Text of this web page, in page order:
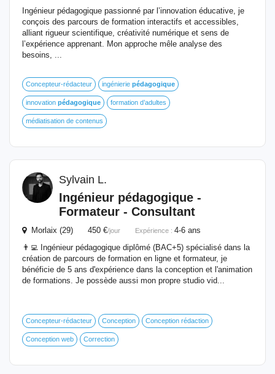
Ingénieur pédagogique passionné par l’innovation éducative, je
conçois des parcours de formation interactifs et accessibles,
alliant rigueur scientifique, créativité numérique et sens de
l’expérience apprenant. Mon approche mêle analyse des
besoins, ...
Concepteur-rédacteur ingénierie pédagogique
innovation pédagogique formation d’adultes
médiatisation de contenus
Sylvain L.
Ingénieur pédagogique -
Formateur - Consultant
Morlaix (29) 450 €/jour Expérience : 4-6 ans
👨‍💻 Ingénieur pédagogique diplômé (BAC+5) spécialisé dans la
création de parcours de formation en ligne et formateur, je
bénéficie de 5 ans d'expérience dans la conception et l'animation
de formations. Je possède aussi mon propre studio vid...
Concepteur-rédacteur Conception Conception rédaction
Conception web Correction